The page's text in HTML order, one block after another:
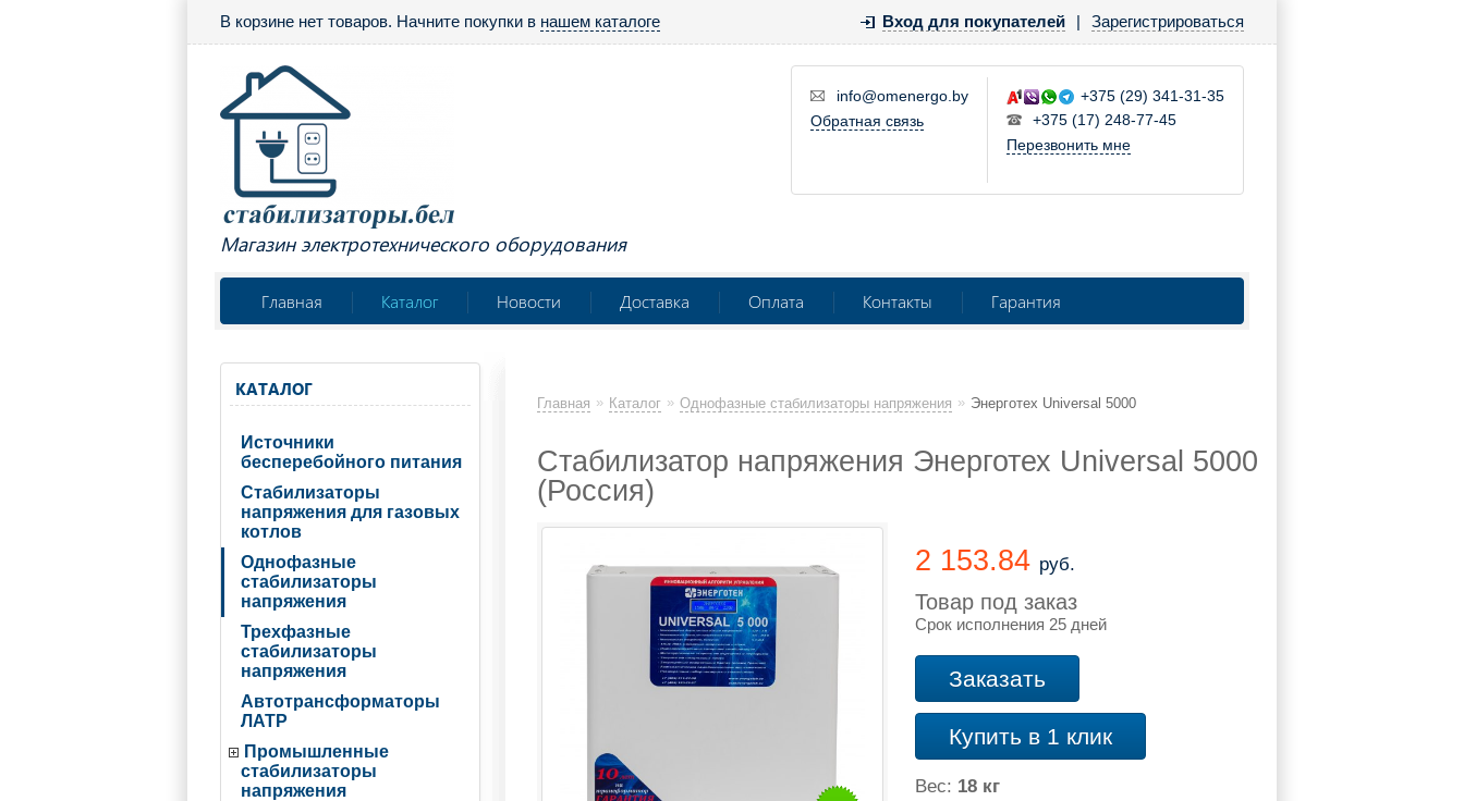
В корзине нет товаров. Начните покупки в нашем каталоге Вход для покупателей | Зарегистрироваться
Магазин электротехнического оборудования
info@omenergo.by
Обратная связь
+375 (29) 341-31-35
+375 (17) 248-77-45
Перезвонить мне
Главная Каталог Новости Доставка Оплата Контакты Гарантия
КАТАЛОГ
Источники
бесперебойного питания
Стабилизаторы
напряжения для газовых
котлов
Однофазные
стабилизаторы
напряжения
Трехфазные
стабилизаторы
напряжения
Автотрансформаторы
ЛАТР
Промышленные
стабилизаторы
напряжения
Главная » Каталог » Однофазные стабилизаторы напряжения » Энерготех Universal 5000
Стабилизатор напряжения Энерготех Universal 5000
(Россия)
2 153.84 руб.
Товар под заказ
Срок исполнения 25 дней
Заказать
Купить в 1 клик
Вес: 18 кг